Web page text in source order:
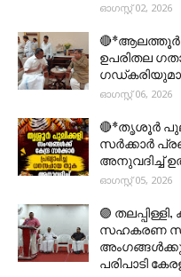
ഓഗസ്റ്റ് 02, 2026
🔴*ആലത്തൂർ
ഉപരിതല
ഓഗസ്റ്റ് 06, 2026
🔴*തൃശൂര്‍
സര്‍ക്കാര്‍
അനുവദിച്ച്
ഓഗസ്റ്റ് 05, 2026
🟣
സഹകരണ
പരിപാടി